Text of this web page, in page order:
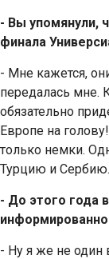
- Вы упомянули,
финала
- Мне кажется,
передалась мне.
обязательно
Европе на
только немки.
Турцию и Сербию.
- До этого года
- Ну я же не один